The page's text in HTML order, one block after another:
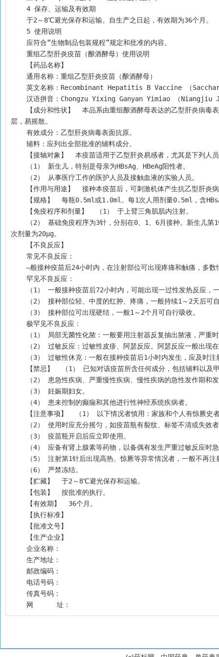
    4 保存、运输及有效期
    于2～8℃避光保存和运输。自生产之日起，有效期为36个月。
    5 使用说明
    应符合“生物制品包装规程”规定和批准的内容。
    重组乙型肝炎疫苗（酿酒酵母）使用说明
    【药品名称】
    通用名称：重组乙型肝炎疫苗（酿酒酵母）
英文名称：Recombinant Hepatitis B Vaccine （
汉语拼音：Chongzu Yixing Ganyan Yimiao （Niangjiu
层，易摇散。
    有效成分：乙型肝炎病毒表面抗原。
    辅料：应列出全部批准的辅料成分。
【接轴对象】  本疫苗适用于乙型肝炎易感者，尤其是下列人
    （1） 新生儿，特别是母亲为HBsAg、HBeAg阳性者。
    （2） 从事医疗工作的医护人员及接触血液的实验人员。
【作用与用途】  接种本疫苗后，可刺激机体产生抗乙型肝
【规格】  每瓶0.5ml或1.0ml。每1次人用剂量0.5ml，
    【免疫程序和剂量】  （1） 于上臂三角肌肌内注射。
次剂量为20μg。
    【不良反应】
    常见不良反应：
—般接种疫苗后24小时内，在注射部位可出现疼痛和触痛，多
    罕见不良反应：
（1） 一般接种疫苗后72小时内，可能出现一过性发热反应
（2） 接种部位轻、中度的红肿、疼痛，一般持续1～2天后可
    （3） 接种部位可出现硬结，一般1～2个月可自行吸收。
    极罕见不良反应：
（1） 局部无菌性化脓：一般要用注射器反复抽出脓液，严
（2） 过敏反应：过敏性皮疹、阿瑟反应。阿瑟反应一般出
（3） 过敏性休克：一般在接种疫苗后1小时内发生，应及时
【禁忌】  （1） 已知对该疫苗所含任何成分，包括辅料以及
（2） 患急性疾病、严重慢性疾病、慢性疾病的急性发作期和
    （3） 妊娠期妇女。
    （4） 患未控制的癫痫和其他进行性神经系统疾病者。
【注意事项】  （1） 以下情况者慎用：家族和个人有惊厥
（2） 使用时应充分摇匀，如疫苗瓶有裂纹、标签不清或失
    （3） 疫苗瓶开启后应立即使用。
（4） 应备有肾上腺素等药物，以备偶有发生严重过敏反应
（5） 注射第1针后出现高热、惊厥等异常情况者，一般不
    （6） 严禁冻结。
    【贮藏】  于2～8℃避光保存和运输。
    【包装】  按批准的执行。
    【有效期】  36个月。
    【执行标准】
    【批准文号】
    【生产企业】
    企业名称：
    生产地址：
    邮政编码：
    电话号码：
    传真号码：
    网      址：